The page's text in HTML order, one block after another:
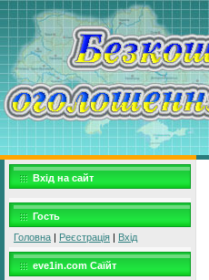
Вхід на сайт
Гость
Головна | Реєстрація | Вхід
eve1in.com Саїйт